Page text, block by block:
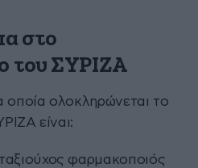
στο
του ΣΥΡΙΖΑ
ολοκληρώνεται το
είναι:
φαρμακοποιός